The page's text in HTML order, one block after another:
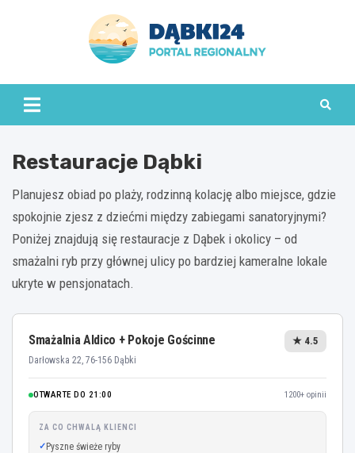
dabki24.pl
Restauracje Dąbki
Planujesz obiad po plaży, rodzinną kolację albo miejsce, gdzie
spokojnie zjesz z dziećmi między zabiegami sanatoryjnymi?
Poniżej znajdują się restauracje z Dąbek i okolicy – od
smażalni ryb przy głównej ulicy po bardziej kameralne lokale
ukryte w pensjonatach.
Smażalnia Aldico + Pokoje Gościnne
Darłowska 22, 76-156 Dąbki
★ 4.5
OTWARTE DO 21:00 1200+ opinii
ZA CO CHWALĄ KLIENCI
Pyszne świeże ryby